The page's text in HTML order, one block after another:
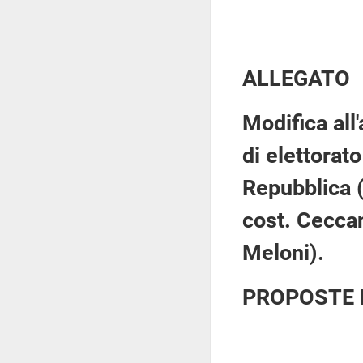
ALLEGATO
Modifica
di
Repubblica
cost.
Meloni).